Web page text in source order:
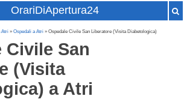
OrariDiApertura24
Atri »Ospedali a Atri » Ospedale Civile San Liberatore (Visita Diabetologica)
Civile San
(Visita
a Atri